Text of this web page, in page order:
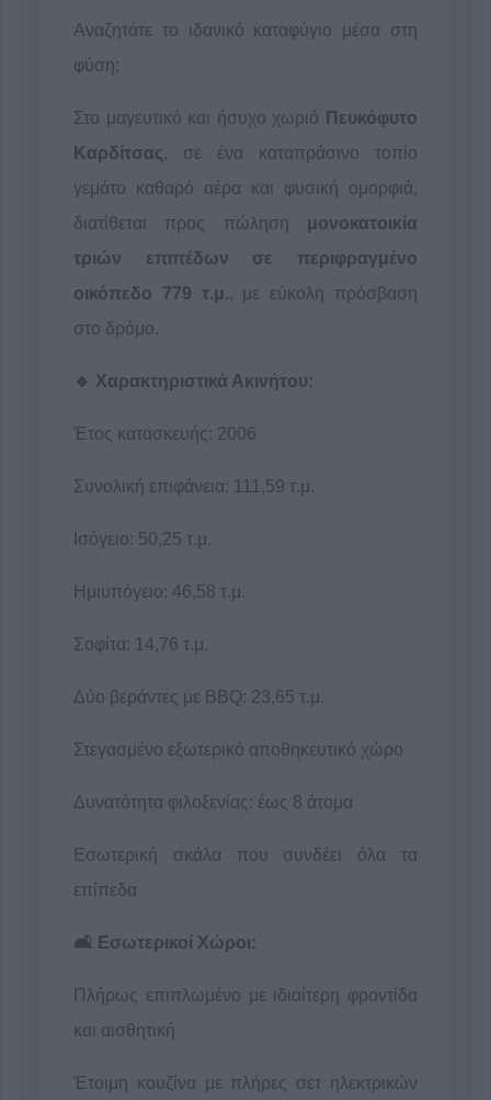
Αναζητάτε το ιδανικό καταφύγιο μέσα στη
φύση;
Στο μαγευτικό και ήσυχο χωριό
Πευκόφυτο
Καρδίτσας, σε ένα καταπράσινο τοπίο
γεμάτο καθαρό αέρα και φυσική ομορφιά,
διατίθεται προς πώληση μονοκατοικία
τριών επιπέδων σε περιφραγμένο
οικόπεδο 779 τ.μ., με εύκολη πρόσβαση
στο δρόμο.
🔹 Χαρακτηριστικά Ακινήτου:
Έτος κατασκευής: 2006
Συνολική επιφάνεια: 111,59 τ.μ.
Ισόγειο: 50,25 τ.μ.
Ημιυπόγειο: 46,58 τ.μ.
Σοφίτα: 14,76 τ.μ.
Δύο βεράντες με BBQ: 23,65 τ.μ.
Στεγασμένο εξωτερικό αποθηκευτικό χώρο
Δυνατότητα φιλοξενίας: έως 8 άτομα
Εσωτερική σκάλα που συνδέει όλα τα
επίπεδα
🛋️ Εσωτερικοί Χώροι:
Πλήρως επιπλωμένο με ιδιαίτερη φροντίδα
και αισθητική
Έτοιμη κουζίνα με πλήρες σετ ηλεκτρικών